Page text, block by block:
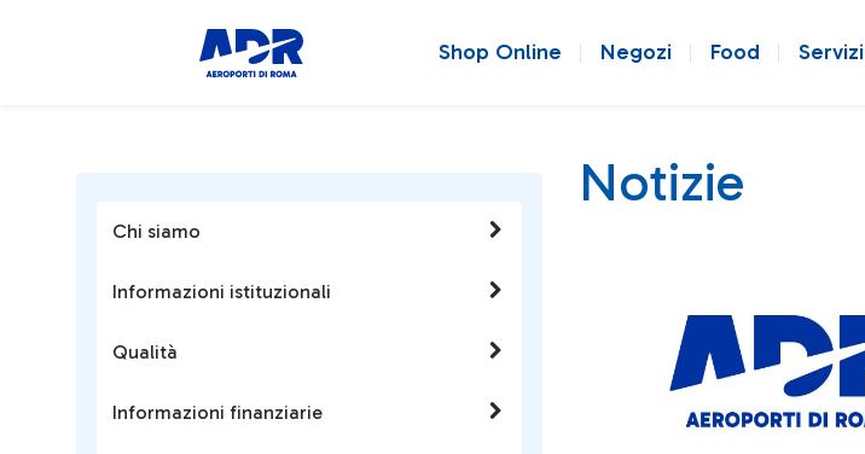
Shop Online Negozi Food Servizi
Chi siamo
Informazioni istituzionali
Qualità
Informazioni finanziarie
Notizie